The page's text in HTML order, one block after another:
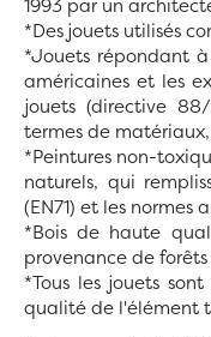
1993 par un
*Des jouets utilisés
*Jouets répondant
américaines et les
jouets (directive
termes de
*Peintures non-
naturels, qui
(EN71) et les normes
*Bois de haute
provenance de
*Tous les jouets
qualité de l'élément